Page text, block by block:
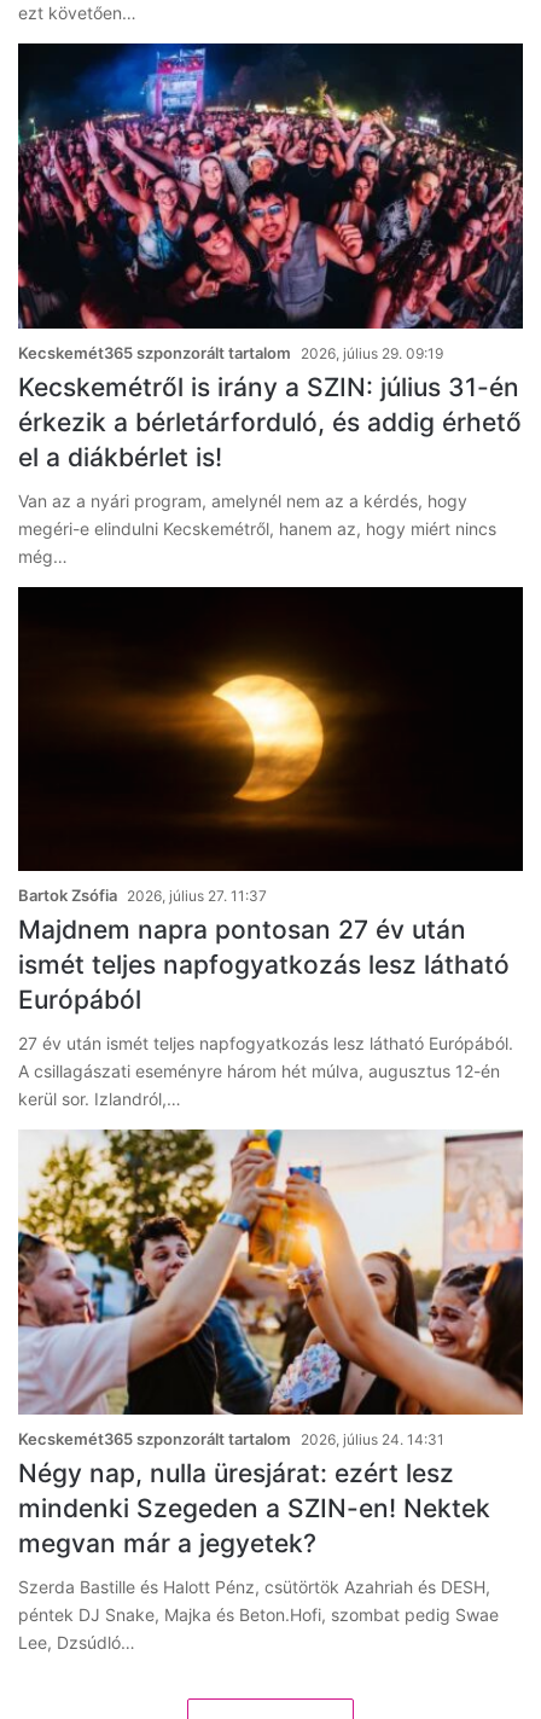
ezt követően…
Kecskemét365 szponzorált tartalom 2026, július 29. 09:19
Kecskemétről is irány a SZIN: július 31-én
érkezik a bérletárforduló, és addig érhető
el a diákbérlet is!
Van az a nyári program, amelynél nem az a kérdés, hogy
megéri-e elindulni Kecskemétről, hanem az, hogy miért nincs
még…
Bartok Zsófia 2026, július 27. 11:37
Majdnem napra pontosan 27 év után
ismét teljes napfogyatkozás lesz látható
Európából
27 év után ismét teljes napfogyatkozás lesz látható Európából.
A csillagászati eseményre három hét múlva, augusztus 12-én
kerül sor. Izlandról,…
Kecskemét365 szponzorált tartalom 2026, július 24. 14:31
Négy nap, nulla üresjárat: ezért lesz
mindenki Szegeden a SZIN-en! Nektek
megvan már a jegyetek?
Szerda Bastille és Halott Pénz, csütörtök Azahriah és DESH,
péntek DJ Snake, Majka és Beton.Hofi, szombat pedig Swae
Lee, Dzsúdló…